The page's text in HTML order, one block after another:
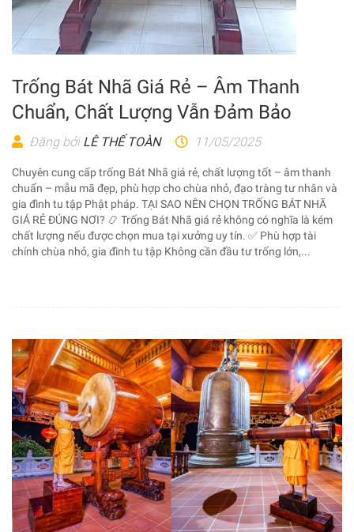
Trống Bát Nhã Giá Rẻ – Âm Thanh
Chuẩn, Chất Lượng Vẫn Đảm Bảo
Đăng bởi LÊ THẾ TOÀN 11/05/2025
Chuyên cung cấp trống Bát Nhã giá rẻ, chất lượng tốt – âm thanh
chuẩn – mẫu mã đẹp, phù hợp cho chùa nhỏ, đạo tràng tư nhân và
gia đình tu tập Phật pháp. TẠI SAO NÊN CHỌN TRỐNG BÁT NHÃ
GIÁ RẺ ĐÚNG NƠI? 📿 Trống Bát Nhã giá rẻ không có nghĩa là kém
chất lượng nếu được chọn mua tại xưởng uy tín. ✅ Phù hợp tài
chính chùa nhỏ, gia đình tu tập Không cần đầu tư trống lớn,...